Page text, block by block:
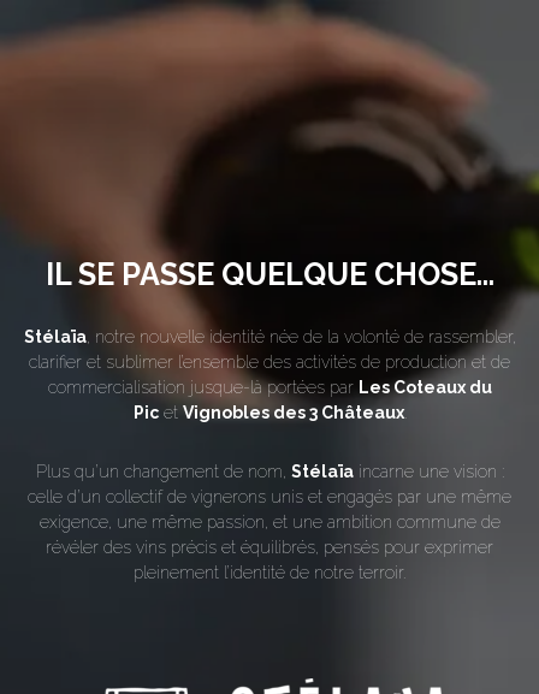
IL SE PASSE QUELQUE CHOSE...
Stélaïa, notre nouvelle identité née de la volonté de rassembler,
clarifier et sublimer l’ensemble des activités de production et de
commercialisation jusque-là portées par Les Coteaux du
Picet Vignobles des 3 Châteaux.
Plus qu’un changement de nom, Stélaïaincarne une vision :
celle d’un collectif de vignerons unis et engagés par une même
exigence, une même passion, et une ambition commune de
révéler des vins précis et équilibrés, pensés pour exprimer
pleinement l’identité de notre terroir.